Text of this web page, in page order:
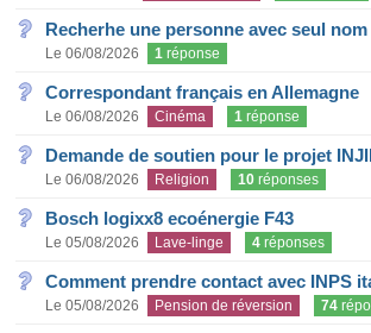
Recherhe une personne avec seul
Le 06/08/2026 1 réponse
Correspondant français en Allemagne
Le 06/08/2026 Cinéma 1 réponse
Demande de soutien pour le projet
Le 06/08/2026 Religion 10 réponses
Bosch logixx8 ecoénergie F43
Le 05/08/2026 Lave-linge 4 réponses
Comment prendre contact avec INPS
Le 05/08/2026 Pension de réversion 74